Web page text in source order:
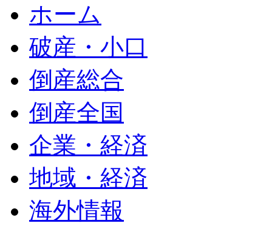
ホーム
破産・小口
倒産総合
倒産全国
企業・経済
地域・経済
海外情報